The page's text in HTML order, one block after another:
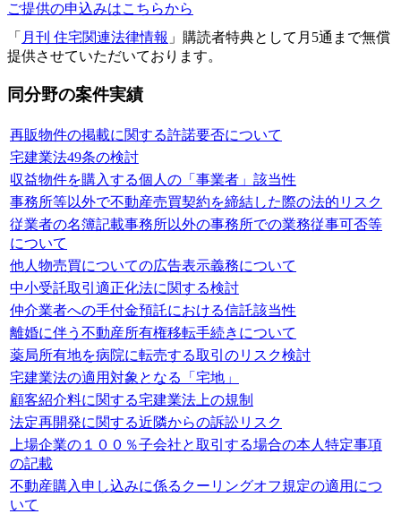
ご提供の申込みはこちらから
「 月刊 住宅関連法律情報 」購読者特典として月5通まで無償
提供させていただいております。
同分野の案件実績
再販物件の掲載に関する許諾要否について
宅建業法49条の検討
収益物件を購入する個人の「事業者」該当性
事務所等以外で不動産売買契約を締結した際の法的リスク
従業者の名簿記載事務所以外の事務所での業務従事可否等
について
他人物売買についての広告表示義務について
中小受託取引適正化法に関する検討
仲介業者への手付金預託における信託該当性
離婚に伴う不動産所有権移転手続きについて
薬局所有地を病院に転売する取引のリスク検討
宅建業法の適用対象となる「宅地」
顧客紹介料に関する宅建業法上の規制
法定再開発に関する近隣からの訴訟リスク
上場企業の１００％子会社と取引する場合の本人特定事項
の記載
不動産購入申し込みに係るクーリングオフ規定の適用につ
いて